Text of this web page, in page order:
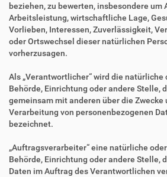
beziehen, zu bewerten, insbesondere um
Arbeitsleistung, wirtschaftliche Lage,
Vorlieben, Interessen, Zuverlässigkeit,
oder Ortswechsel dieser natürlichen
vorherzusagen.
Als „Verantwortlicher“ wird die
Behörde, Einrichtung oder andere Stelle,
gemeinsam mit anderen über die Zwecke
Verarbeitung von personenbezogenen
bezeichnet.
„Auftragsverarbeiter“ eine natürliche
Behörde, Einrichtung oder andere Stelle,
Daten im Auftrag des Verantwortlichen